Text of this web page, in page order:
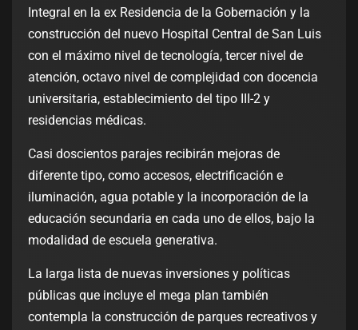
Integral en la ex Residencia de la Gobernación y la
construcción del nuevo Hospital Central de San Luis
con el máximo nivel de tecnología, tercer nivel de
atención, octavo nivel de complejidad con docencia
universitaria, establecimiento del tipo III-2 y
residencias médicas.
Casi doscientos parajes recibirán mejoras de
diferente tipo, como accesos, electrificación e
iluminación, agua potable y la incorporación de la
educación secundaria en cada uno de ellos, bajo la
modalidad de escuela generativa.
La larga lista de nuevas inversiones y políticas
públicas que incluye el mega plan también
contempla la construcción de parques recreativos y